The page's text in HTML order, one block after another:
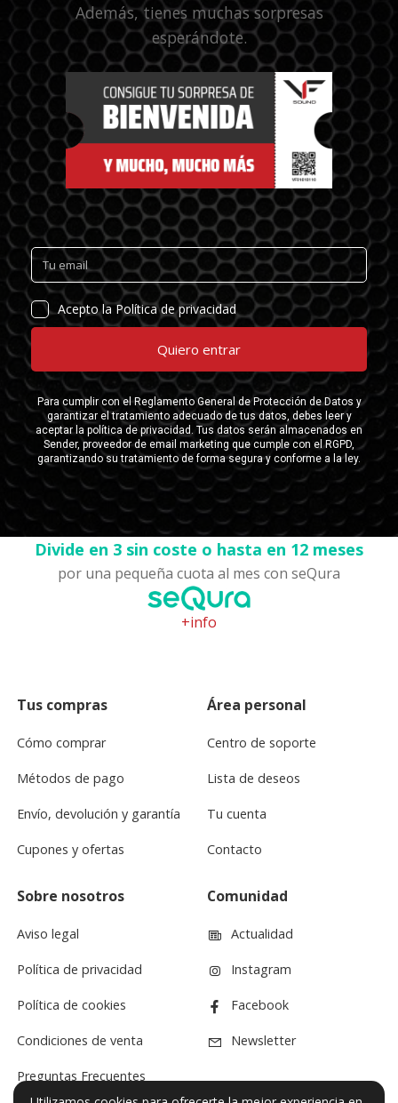
Además, tienes muchas sorpresas
esperándote.
Divide en 3 sin coste o hasta en 12 meses
por una pequeña cuota al mes con seQura
+info
Tus compras
Cómo comprar
Métodos de pago
Envío, devolución y garantía
Cupones y ofertas
Área personal
Centro de soporte
Lista de deseos
Tu cuenta
Contacto
Sobre nosotros
Aviso legal
Política de privacidad
Política de cookies
Condiciones de venta
Preguntas Frecuentes
Comunidad
Actualidad
Instagram
Facebook
Newsletter